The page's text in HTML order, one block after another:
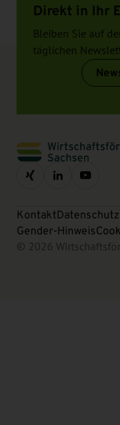
Direkt in Ihr
Bleiben Sie auf
täglichen
KontaktDatenschutz
Gender-Hinweis
© 2026